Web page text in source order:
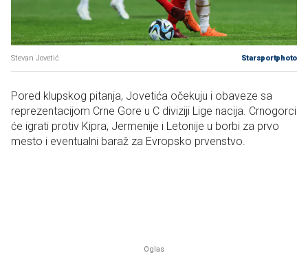
Stevan Jovetić Starsportphoto
Pored klupskog pitanja, Jovetića očekuju i obaveze sa
reprezentacijom Crne Gore u C diviziji Lige nacija. Crnogorci
će igrati protiv Kipra, Jermenije i Letonije u borbi za prvo
mesto i eventualni baraž za Evropsko prvenstvo.